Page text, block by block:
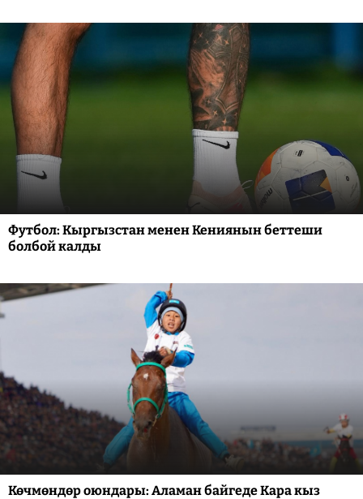
Футбол: Кыргызстан менен Кениянын беттеши
болбой калды
Көчмөндөр оюндары: Аламан байгеде Кара кыз